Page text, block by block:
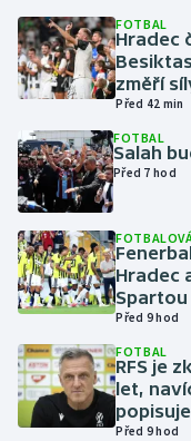
Jezdectví
Judo
Krasobruslení
Lezení
Lyže a snowboard
Moderní pětiboj
Motorsport
Olympijské hry
FOTBAL
Hradec
změří
Před 42 min
FOTBAL
Salah
Před 7 hod
Hradec
Spartou
Před 9 hod
FOTBAL
RFS je
let,
popisuje
Před 9 hod